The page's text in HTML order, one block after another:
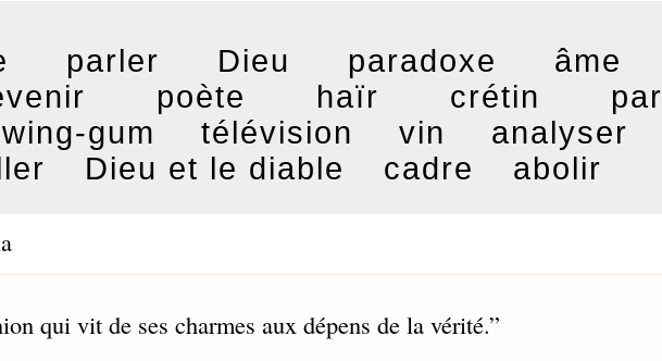
parler Dieu paradoxe
âme
poète haïr crétin
par
gum télévision vin
analyser
Dieu et le diable cadre abolir
qui vit de ses charmes aux dépens de la vérité.”